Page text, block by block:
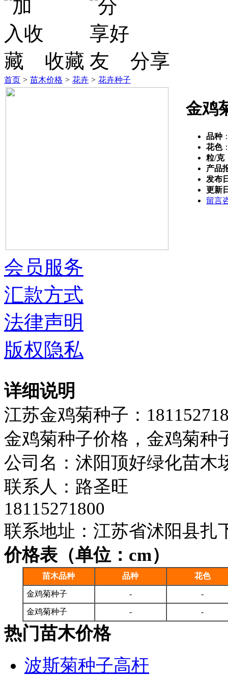
收藏 分享
首页 > 苗木价格 > 花卉 > 花卉种子
金鸡
品种
花色
粒/克
产品
发布
更新
留言
详细说明
江苏金鸡菊种子：
金鸡菊种子价格，金鸡菊种
公司名：沭阳顶好绿化苗木
联系人：路圣旺
18115271800
联系地址：江苏省沭阳县扎
价格表（单位：cm）
苗木品种 品种 花色
金鸡菊种子 - -
金鸡菊种子 - -
热门苗木价格
波斯菊种子高杆
会员服务
汇款方式
法律声明
版权隐私